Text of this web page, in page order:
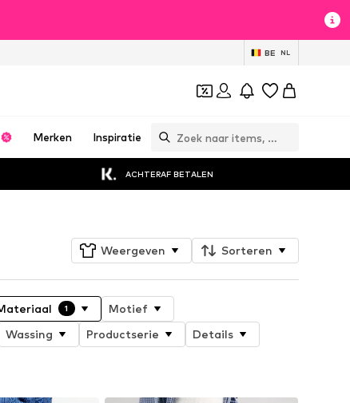
BE NL
Merken Inspiratie
ACHTERAF BETALEN
Weergeven Sorteren
1
Motief
Wassing Productserie
Details